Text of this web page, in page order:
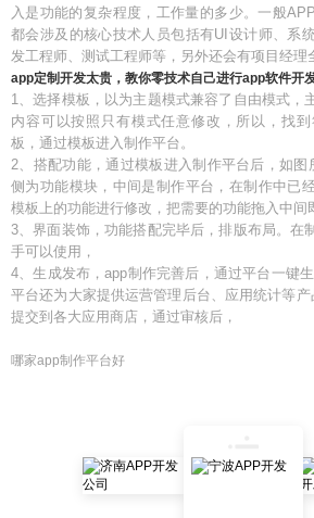
入是功能的复杂程度，工作量的多少。一般
都会涉及的核心技术人员包括有UI设计师、系
发工程师、测试工程师等，另外还会有项目经理
app定制开发太贵，教你零技术自己进行app软件开
1、选择模板，以为主题模式兼容了自由模式，
内容可以按照只有模式任意修改，所以，找
板，通过模板进入制作平台。
2、搭配功能，通过模板进入制作平台后，如图
侧为功能模块，中间是制作平台，在制作中已
模板上的功能进行修改，把需要的功能拖入中间
3、界面装饰，功能搭配完毕后，排版布局。在
手可以使用，
4、生成发布，app制作完善后，通过平台一键
平台还为大家提供运营管理后台、应用统计等
提交到各大应用商店，通过审核后，
哪家app制作平台好